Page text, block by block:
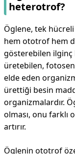
heterotrof?
Öglene, tek
hem ototrof hem
gösterebilen ilginç
üretebilen,
elde eden
ürettiği besin
organizmalardır.
olması, onu farklı
artırır.
Öglenin ototrof